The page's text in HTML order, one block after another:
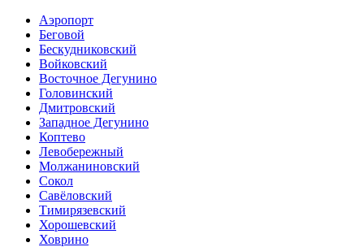
Аэропорт
Беговой
Бескудниковский
Войковский
Восточное Дегунино
Головинский
Дмитровский
Западное Дегунино
Коптево
Левобережный
Молжаниновский
Сокол
Савёловский
Тимирязевский
Хорошевский
Ховрино